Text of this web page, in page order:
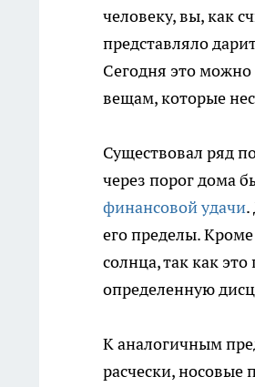
человеку, вы, как
представляло
Сегодня это
вещам, которые
Существовал ряд
через порог дома
финансовой удачи.
его пределы. Кроме
солнца, так как
определенную
К аналогичным
расчески, носовые